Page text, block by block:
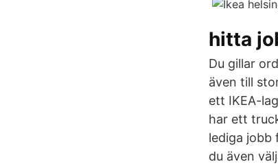
hitta
Du gillar
även till
ett IKEA-
har ett
lediga jobb
du även